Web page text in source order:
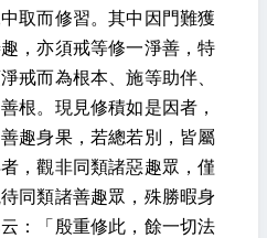
取而修習。其中因門難獲
，亦須戒等修一淨善，特
戒而為根本、施等助伴、
根。現見修積如是因者，
趣身果，若總若別，皆屬
，觀非同類諸惡趣眾，僅
同類諸善趣眾，殊勝暇身
：「殷重修此，餘一切法